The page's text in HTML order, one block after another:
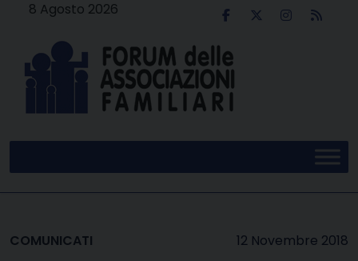
8 Agosto 2026
12 Novembre 2018
COMUNICATI